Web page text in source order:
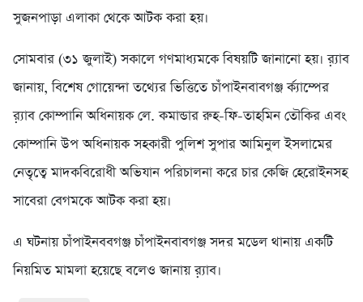
সুজনপাড়া এলাকা থেকে আটক করা হয়।
সোমবার (৩১ জুলাই) সকালে গণমাধ্যমকে বিষয়টি জানানো হয়। র়্যাব
জানায়, বিশেষ গোয়েন্দা তথ্যের ভিত্তিতে চাঁপাইনবাবগঞ্জ র্ক্যাম্পের
র়্যাব কোম্পানি অধিনায়ক লে. কমান্ডার রুহ-ফি-তাহমিন তৌকির এবং
কোম্পানি উপ অধিনায়ক সহকারী পুলিশ সুপার আমিনুল ইসলামের
নেতৃত্বে মাদকবিরোধী অভিযান পরিচালনা করে চার কেজি হেরোইনসহ
সাবেরা বেগমকে আটক করা হয়।
এ ঘটনায় চাঁপাইনববগঞ্জ চাঁপাইনবাবগঞ্জ সদর মডেল থানায় একটি
নিয়মিত মামলা হয়েছে বলেও জানায় র়্যাব।